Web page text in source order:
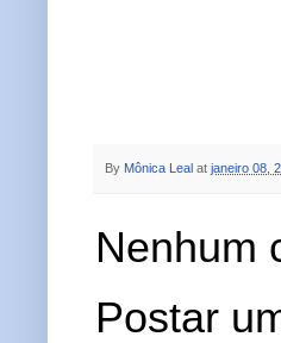
By Mônica Leal at janeiro 08,
Nenhum
Postar